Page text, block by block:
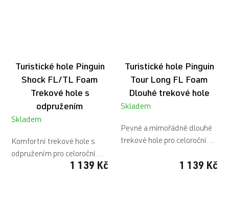
Turistické hole Pinguin
Shock FL/TL Foam
Trekové hole s
odpružením
Skladem
1 139 Kč
Komfortní trekové hole s
odpružením pro celoroční...
Turistické hole Pinguin
Tour Long FL Foam
Dlouhé trekové hole
Skladem
1 139 Kč
Pevné a mimořádně dlouhé
trekové hole pro celoroční...